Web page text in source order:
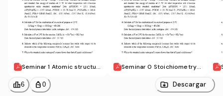
Seminar 1 Atomic structur
Seminar 0 Stoichiometry.
leaderboard6 personal_bag 0 Descargar